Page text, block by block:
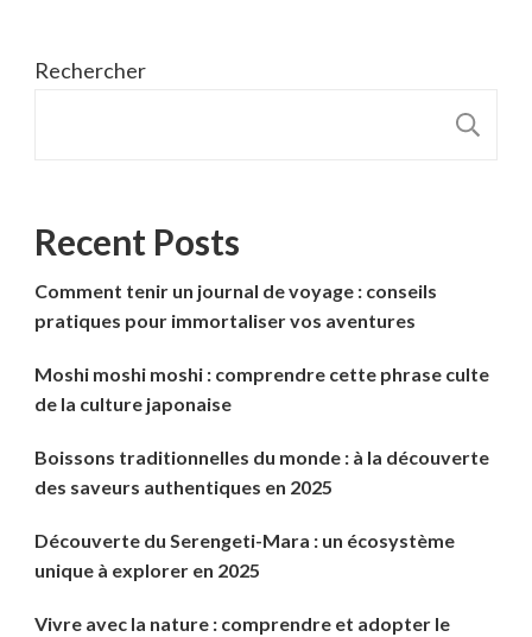
Rechercher
Recent Posts
Comment tenir un journal de voyage : conseils
pratiques pour immortaliser vos aventures
Moshi moshi moshi : comprendre cette phrase culte
de la culture japonaise
Boissons traditionnelles du monde : à la découverte
des saveurs authentiques en 2025
Découverte du Serengeti-Mara : un écosystème
unique à explorer en 2025
Vivre avec la nature : comprendre et adopter le